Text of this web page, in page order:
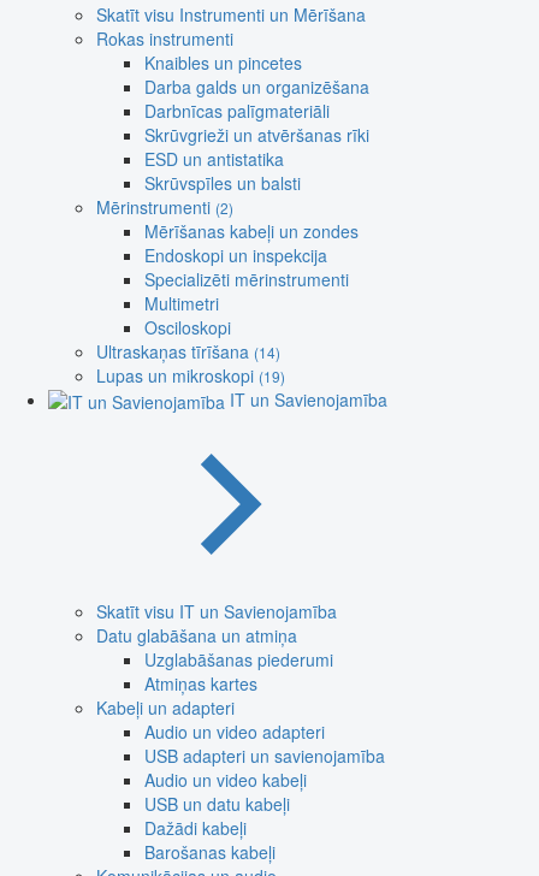
Skatīt visu Instrumenti un Mērīšana
Rokas instrumenti
Knaibles un pincetes
Darba galds un organizēšana
Darbnīcas palīgmateriāli
Skrūvgrieži un atvēršanas rīki
ESD un antistatika
Skrūvspīles un balsti
Mērinstrumenti (2)
Mērīšanas kabeļi un zondes
Endoskopi un inspekcija
Specializēti mērinstrumenti
Multimetri
Osciloskopi
Ultraskaņas tīrīšana (14)
Lupas un mikroskopi (19)
IT un Savienojamība
Skatīt visu IT un Savienojamība
Datu glabāšana un atmiņa
Uzglabāšanas piederumi
Atmiņas kartes
Kabeļi un adapteri
Audio un video adapteri
USB adapteri un savienojamība
Audio un video kabeļi
USB un datu kabeļi
Dažādi kabeļi
Barošanas kabeļi